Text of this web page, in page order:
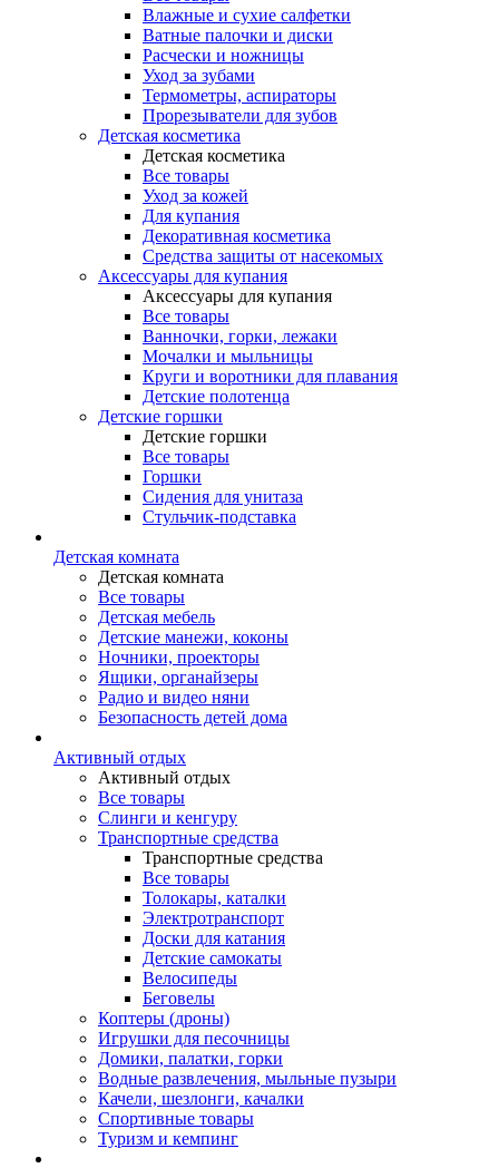
Влажные и сухие салфетки
Ватные палочки и диски
Расчески и ножницы
Уход за зубами
Термометры, аспираторы
Прорезыватели для зубов
Детская косметика
Детская косметика
Все товары
Уход за кожей
Для купания
Декоративная косметика
Средства защиты от насекомых
Аксессуары для купания
Аксессуары для купания
Все товары
Ванночки, горки, лежаки
Мочалки и мыльницы
Круги и воротники для плавания
Детские полотенца
Детские горшки
Детские горшки
Все товары
Горшки
Сидения для унитаза
Стульчик-подставка
Детская комната
Детская комната
Все товары
Детская мебель
Детские манежи, коконы
Ночники, проекторы
Ящики, органайзеры
Радио и видео няни
Безопасность детей дома
Активный отдых
Активный отдых
Все товары
Слинги и кенгуру
Транспортные средства
Транспортные средства
Все товары
Толокары, каталки
Электротранспорт
Доски для катания
Детские самокаты
Велосипеды
Беговелы
Коптеры (дроны)
Игрушки для песочницы
Домики, палатки, горки
Водные развлечения, мыльные пузыри
Качели, шезлонги, качалки
Спортивные товары
Туризм и кемпинг